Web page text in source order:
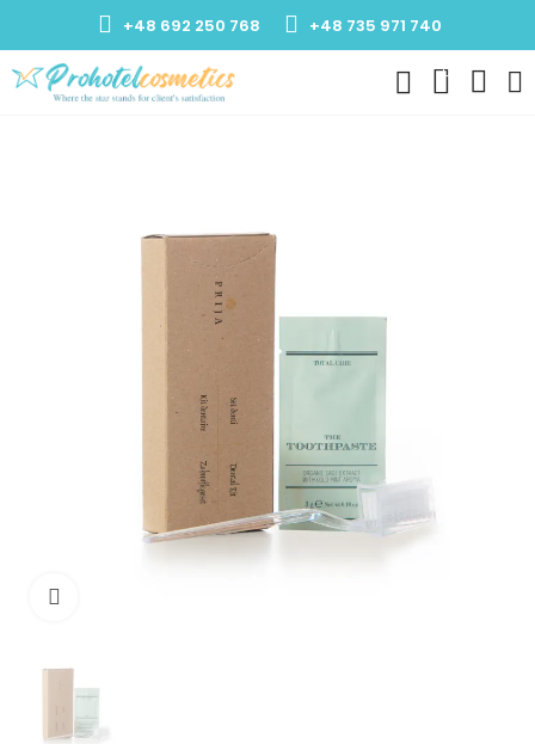
+48 692 250 768 +48 735 971 740
0